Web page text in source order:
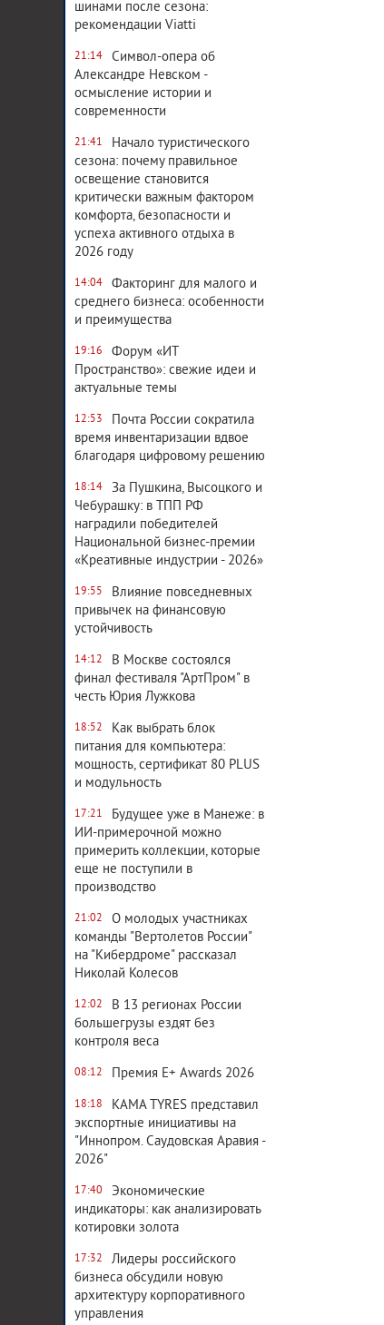
шинами после сезона:
рекомендации Viatti
21:14
Символ-опера об
Александре Невском -
осмысление истории и
современности
21:41
Начало туристического
сезона: почему правильное
освещение становится
критически важным фактором
комфорта, безопасности и
успеха активного отдыха в
2026 году
14:04
Факторинг для малого и
среднего бизнеса: особенности
и преимущества
19:16
Форум «ИТ
Пространство»: свежие идеи и
актуальные темы
12:53
Почта России сократила
время инвентаризации вдвое
благодаря цифровому решению
18:14
За Пушкина, Высоцкого и
Чебурашку: в ТПП РФ
наградили победителей
Национальной бизнес-премии
«Креативные индустрии - 2026»
19:55
Влияние повседневных
привычек на финансовую
устойчивость
14:12
В Москве состоялся
финал фестиваля "АртПром" в
честь Юрия Лужкова
18:52
Как выбрать блок
питания для компьютера:
мощность, сертификат 80 PLUS
и модульность
17:21
Будущее уже в Манеже: в
ИИ-примерочной можно
примерить коллекции, которые
еще не поступили в
производство
21:02
О молодых участниках
команды "Вертолетов России"
на "Кибердроме" рассказал
Николай Колесов
12:02
В 13 регионах России
большегрузы ездят без
контроля веса
08:12 Премия E+ Awards 2026
18:18
KAMA TYRES представил
экспортные инициативы на
"Иннопром. Саудовская Аравия -
2026"
17:40
Экономические
индикаторы: как анализировать
котировки золота
17:32
Лидеры российского
бизнеса обсудили новую
архитектуру корпоративного
управления